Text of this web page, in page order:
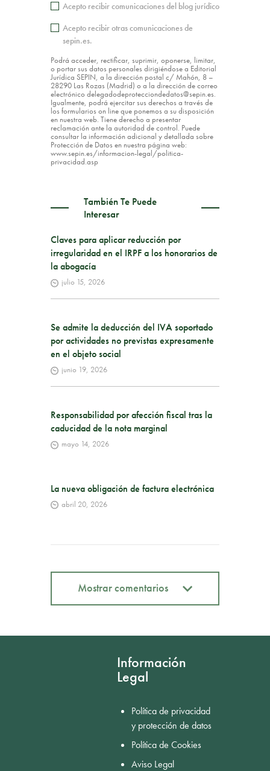
Acepto recibir comunicaciones del blog jurídico
Acepto recibir otras comunicaciones de
sepin.es.
Podrá acceder, rectificar, suprimir, oponerse, limitar,
o portar sus datos personales dirigiéndose a Editorial
Jurídica SEPIN, a la dirección postal c/ Mahón, 8 –
28290 Las Rozas (Madrid) o a la dirección de correo
electrónico delegadodeprotecciondedatos@sepin.es.
Igualmente, podrá ejercitar sus derechos a través de
los formularios on line que ponemos a su disposición
en nuestra web. Tiene derecho a presentar
reclamación ante la autoridad de control. Puede
consultar la información adicional y detallada sobre
Protección de Datos en nuestra página web:
www.sepin.es/informacion-legal/politica-
privacidad.asp
También Te Puede
Interesar
Claves para aplicar reducción por
irregularidad en el IRPF a los honorarios de
la abogacía
julio 15, 2026
Se admite la deducción del IVA soportado
por actividades no previstas expresamente
en el objeto social
junio 19, 2026
Responsabilidad por afección fiscal tras la
caducidad de la nota marginal
mayo 14, 2026
La nueva obligación de factura electrónica
abril 20, 2026
Mostrar comentarios
Información
Legal
Política de privacidad
y protección de datos
Política de Cookies
Aviso Legal